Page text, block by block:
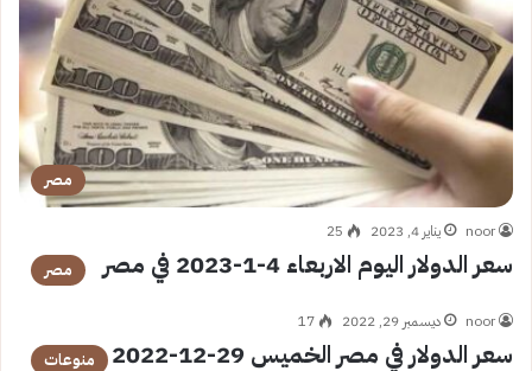
مصر
noor يناير 4, 2023 25
سعر الدولار اليوم الاربعاء 4-1-2023 في مصر مصر
noor ديسمبر 29, 2022 17
سعر الدولار في مصر الخميس 29-12-2022 منوعات